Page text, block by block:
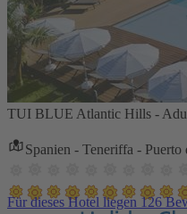
TUI BLUE Atlantic Hills -
Spanien - Teneriffa - Puerto
Für dieses Hotel liegen 126